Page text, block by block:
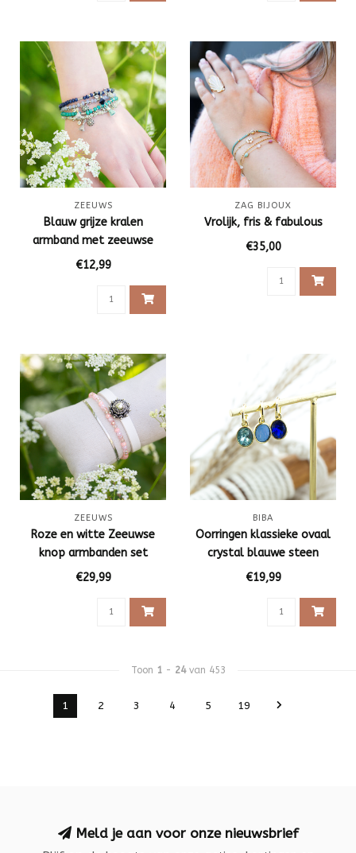
ZEEUWS
Blauw grijze kralen
armband met zeeuwse
knop
€12,99
ZAG BIJOUX
Vrolijk, fris & fabulous
€35,00
ZEEUWS
Roze en witte Zeeuwse
knop armbanden set
€29,99
BIBA
Oorringen klassieke ovaal
crystal blauwe steen
€19,99
Toon 1- 24van 453
1 2 3 4 5 19
Meld je aan voor onze nieuwsbrief